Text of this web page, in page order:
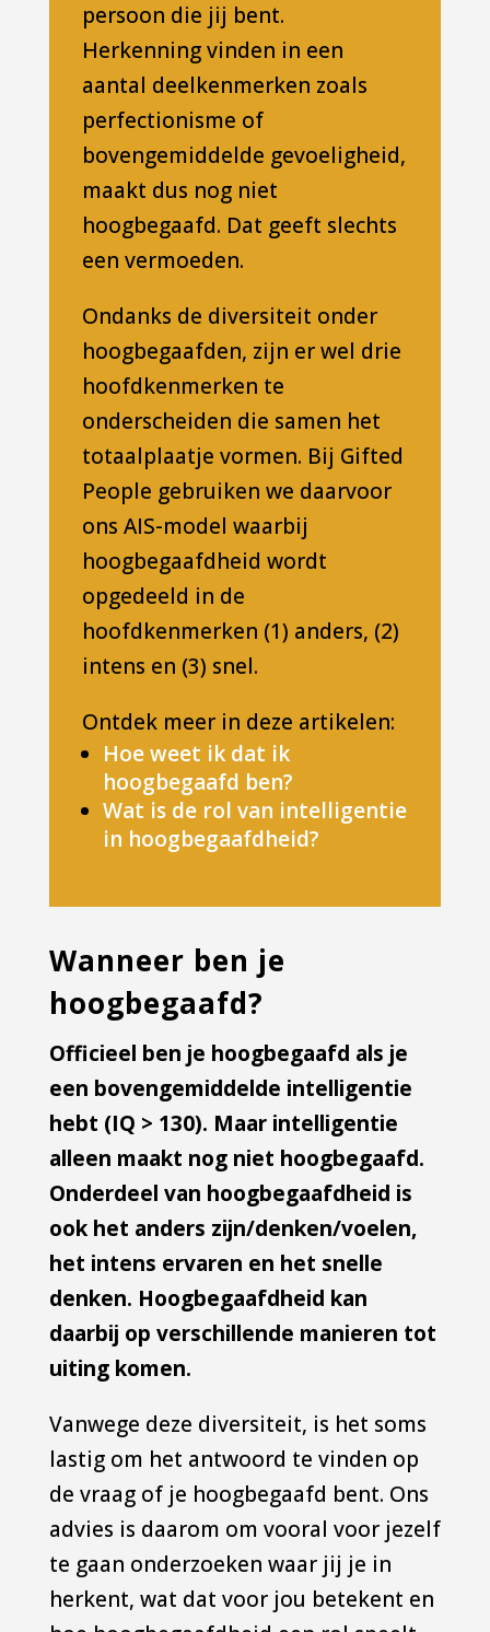
persoon die jij bent.
Herkenning vinden in een
aantal deelkenmerken zoals
perfectionisme of
bovengemiddelde gevoeligheid,
maakt dus nog niet
hoogbegaafd. Dat geeft slechts
een vermoeden.
Ondanks de diversiteit onder
hoogbegaafden, zijn er wel drie
hoofdkenmerken te
onderscheiden die samen het
totaalplaatje vormen. Bij Gifted
People gebruiken we daarvoor
ons AIS-model waarbij
hoogbegaafdheid wordt
opgedeeld in de
hoofdkenmerken (1) anders, (2)
intens en (3) snel.
Ontdek meer in deze artikelen:
Hoe weet ik dat ik
hoogbegaafd ben?
Wat is de rol van intelligentie
in hoogbegaafdheid?
Wanneer ben je
hoogbegaafd?
Officieel ben je hoogbegaafd als je
een bovengemiddelde intelligentie
hebt (IQ > 130). Maar intelligentie
alleen maakt nog niet hoogbegaafd.
Onderdeel van hoogbegaafdheid is
ook het anders zijn/denken/voelen,
het intens ervaren en het snelle
denken. Hoogbegaafdheid kan
daarbij op verschillende manieren tot
uiting komen.
Vanwege deze diversiteit, is het soms
lastig om het antwoord te vinden op
de vraag of je hoogbegaafd bent. Ons
advies is daarom om vooral voor jezelf
te gaan onderzoeken waar jij je in
herkent, wat dat voor jou betekent en